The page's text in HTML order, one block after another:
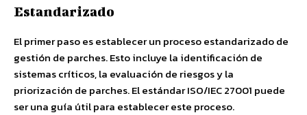
Estandarizado
El primer paso es establecer un proceso estandarizado de
gestión de parches. Esto incluye la identificación de
sistemas críticos, la evaluación de riesgos y la
priorización de parches. El estándar ISO/IEC 27001 puede
ser una guía útil para establecer este proceso.